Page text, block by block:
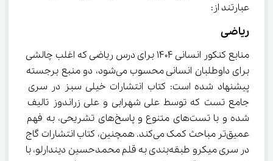
عبارتند از:
ریاضی
منابع کنکور انسانی 1404 برای درس ریاضی که اغلب چالشی
برای داوطلبان انسانی محسوب می‌شود، دو منبع برجسته
پیشنهاد شده است: کتاب انتشارات خیلی سبز در سری
جامع تست که توسط علی شهرابی و علی زراندوز تالیف
شده و با تست‌های متنوع و پاسخ‌های تشریحی، به فهم
عمیق‌تر مباحث کمک می‌کند. همچنین، کتاب انتشارات گاج
در سری میکرو طبقه‌بندی به قلم محمدحسین دیندارلو، با